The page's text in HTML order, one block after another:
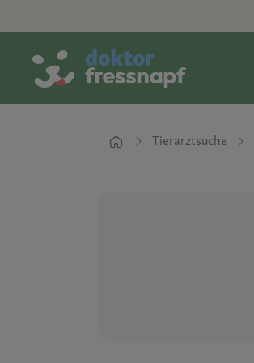
Tierarztsuche